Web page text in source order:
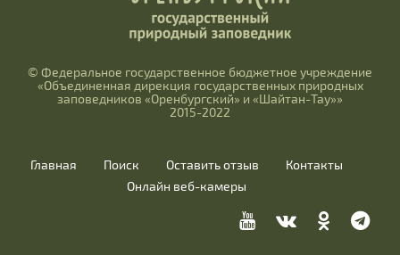
© Федеральное государственное бюджетное учреждение
«Объединенная дирекция государственных природных
заповедников «Оренбургский» и «Шайтан-Тау»»
2015-2022
Главная Поиск Оставить отзыв
Контакты
Онлайн веб-камеры